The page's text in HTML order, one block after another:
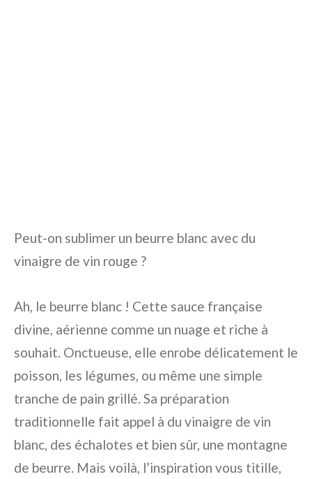
Peut-on sublimer un beurre blanc avec du
vinaigre de vin rouge ?
Ah, le beurre blanc ! Cette sauce française
divine, aérienne comme un nuage et riche à
souhait. Onctueuse, elle enrobe délicatement le
poisson, les légumes, ou même une simple
tranche de pain grillé. Sa préparation
traditionnelle fait appel à du vinaigre de vin
blanc, des échalotes et bien sûr, une montagne
de beurre. Mais voilà, l’inspiration vous titille,